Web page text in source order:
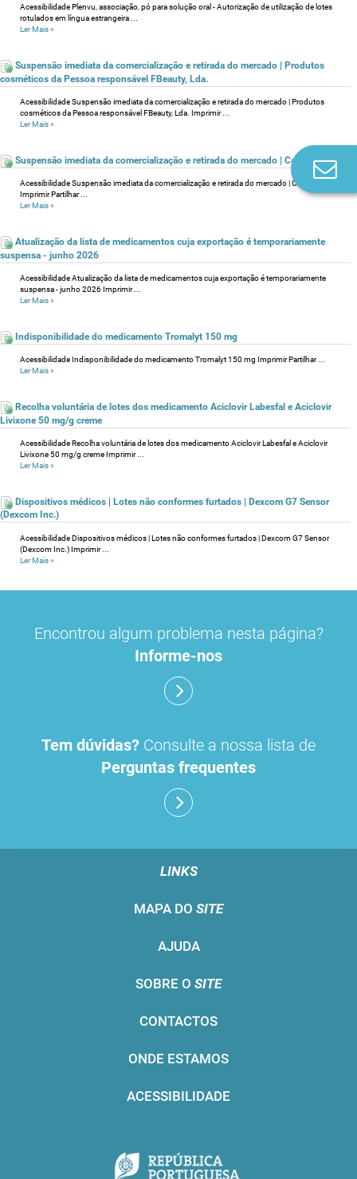
Acessibilidade Plenvu, associação, pó para solução oral - Autorização de utilização de lotes
rotulados em língua estrangeira ...
Ler Mais»
Suspensão imediata da comercialização e retirada do mercado | Produtos
cosméticos da Pessoa responsável FBeauty, Lda.
Acessibilidade Suspensão imediata da comercialização e retirada do mercado | Produtos
cosméticos da Pessoa responsável FBeauty, Lda. Imprimir ...
Ler Mais»
Suspensão imediata da comercialização e retirada do mercado | Calmidine
Acessibilidade Suspensão imediata da comercialização e retirada do mercado | Calmidine
Imprimir Partilhar ...
Ler Mais»
Atualização da lista de medicamentos cuja exportação é temporariamente
suspensa - junho 2026
Acessibilidade Atualização da lista de medicamentos cuja exportação é temporariamente
suspensa - junho 2026 Imprimir ...
Ler Mais»
Indisponibilidade do medicamento Tromalyt 150 mg
Acessibilidade Indisponibilidade do medicamento Tromalyt 150 mg Imprimir Partilhar ...
Ler Mais»
Recolha voluntária de lotes dos medicamento Aciclovir Labesfal e Aciclovir
Livixone 50 mg/g creme
Acessibilidade Recolha voluntária de lotes dos medicamento Aciclovir Labesfal e Aciclovir
Livixone 50 mg/g creme Imprimir ...
Ler Mais»
Dispositivos médicos | Lotes não conformes furtados | Dexcom G7 Sensor
(Dexcom Inc.)
Acessibilidade Dispositivos médicos | Lotes não conformes furtados | Dexcom G7 Sensor
(Dexcom Inc.) Imprimir ...
Ler Mais»
Encontrou algum problema nesta página?
Informe-nos
Tem dúvidas? Consulte a nossa lista de
Perguntas frequentes
LINKS
MAPA DO SITE
AJUDA
SOBRE O SITE
CONTACTOS
ONDE ESTAMOS
ACESSIBILIDADE